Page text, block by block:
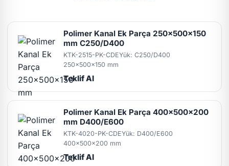
Polimer Kanal Ek Parça 250x500x150
mm C250/D400
KTK-2515-PK-CDEYük: C250/D400
250x500x150 mm
Teklif Al
Polimer Kanal Ek Parça 400x500x200
mm D400/E600
KTK-4020-PK-CDEYük: D400/E600
400x500x200 mm
Teklif Al